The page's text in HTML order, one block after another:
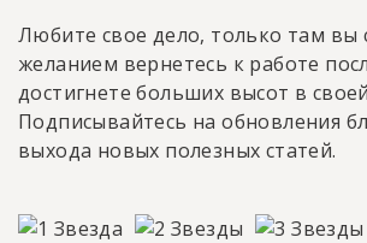
Любите свое дело, только там вы
желанием вернетесь к работе
достигнете больших высот в
Подписывайтесь на обновления
выхода новых полезных статей.